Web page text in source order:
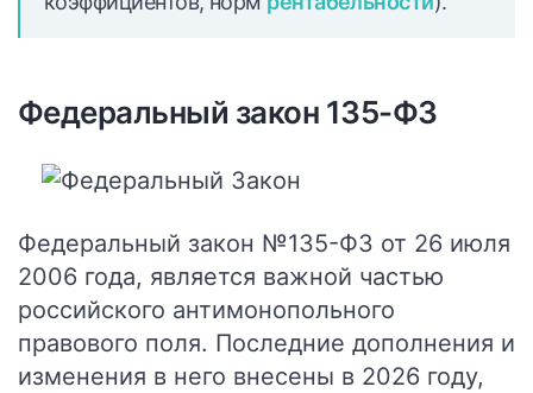
Федеральный закон 135-ФЗ
Федеральный закон №135-ФЗ от 26 июля
2006 года, является важной частью
российского антимонопольного
правового поля. Последние дополнения и
изменения в него внесены в 2026 году,